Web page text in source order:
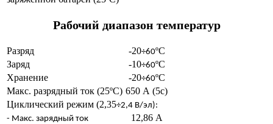
Рабочий диапазон температур
Разряд -20÷60ºС
Заряд
-10÷60ºС
Хранение
-20÷60ºС
Макс. разрядный ток (25ºС) 650 А (5с)
Циклический режим (2,35÷2,4 В/эл):
- Макс. зарядный ток
12,86 А